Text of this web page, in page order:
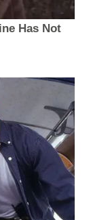
Has Not